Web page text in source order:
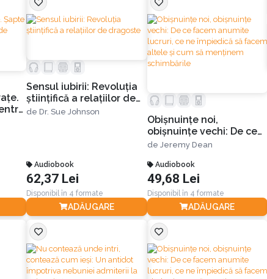
Sensul iubirii: Revoluția
științifică a relațiilor de
dragoste
deDr. Sue Johnson
Audiobook
62,37 Lei
Disponibil în 4 formate
ADĂUGARE
Obișnuințe noi,
obișnuințe vechi: De ce
facem anumite lucruri,
altele și cum să
menținem schimbările
de Jeremy Dean
Audiobook
49,68 Lei
Disponibil în 4 formate
ADĂUGARE